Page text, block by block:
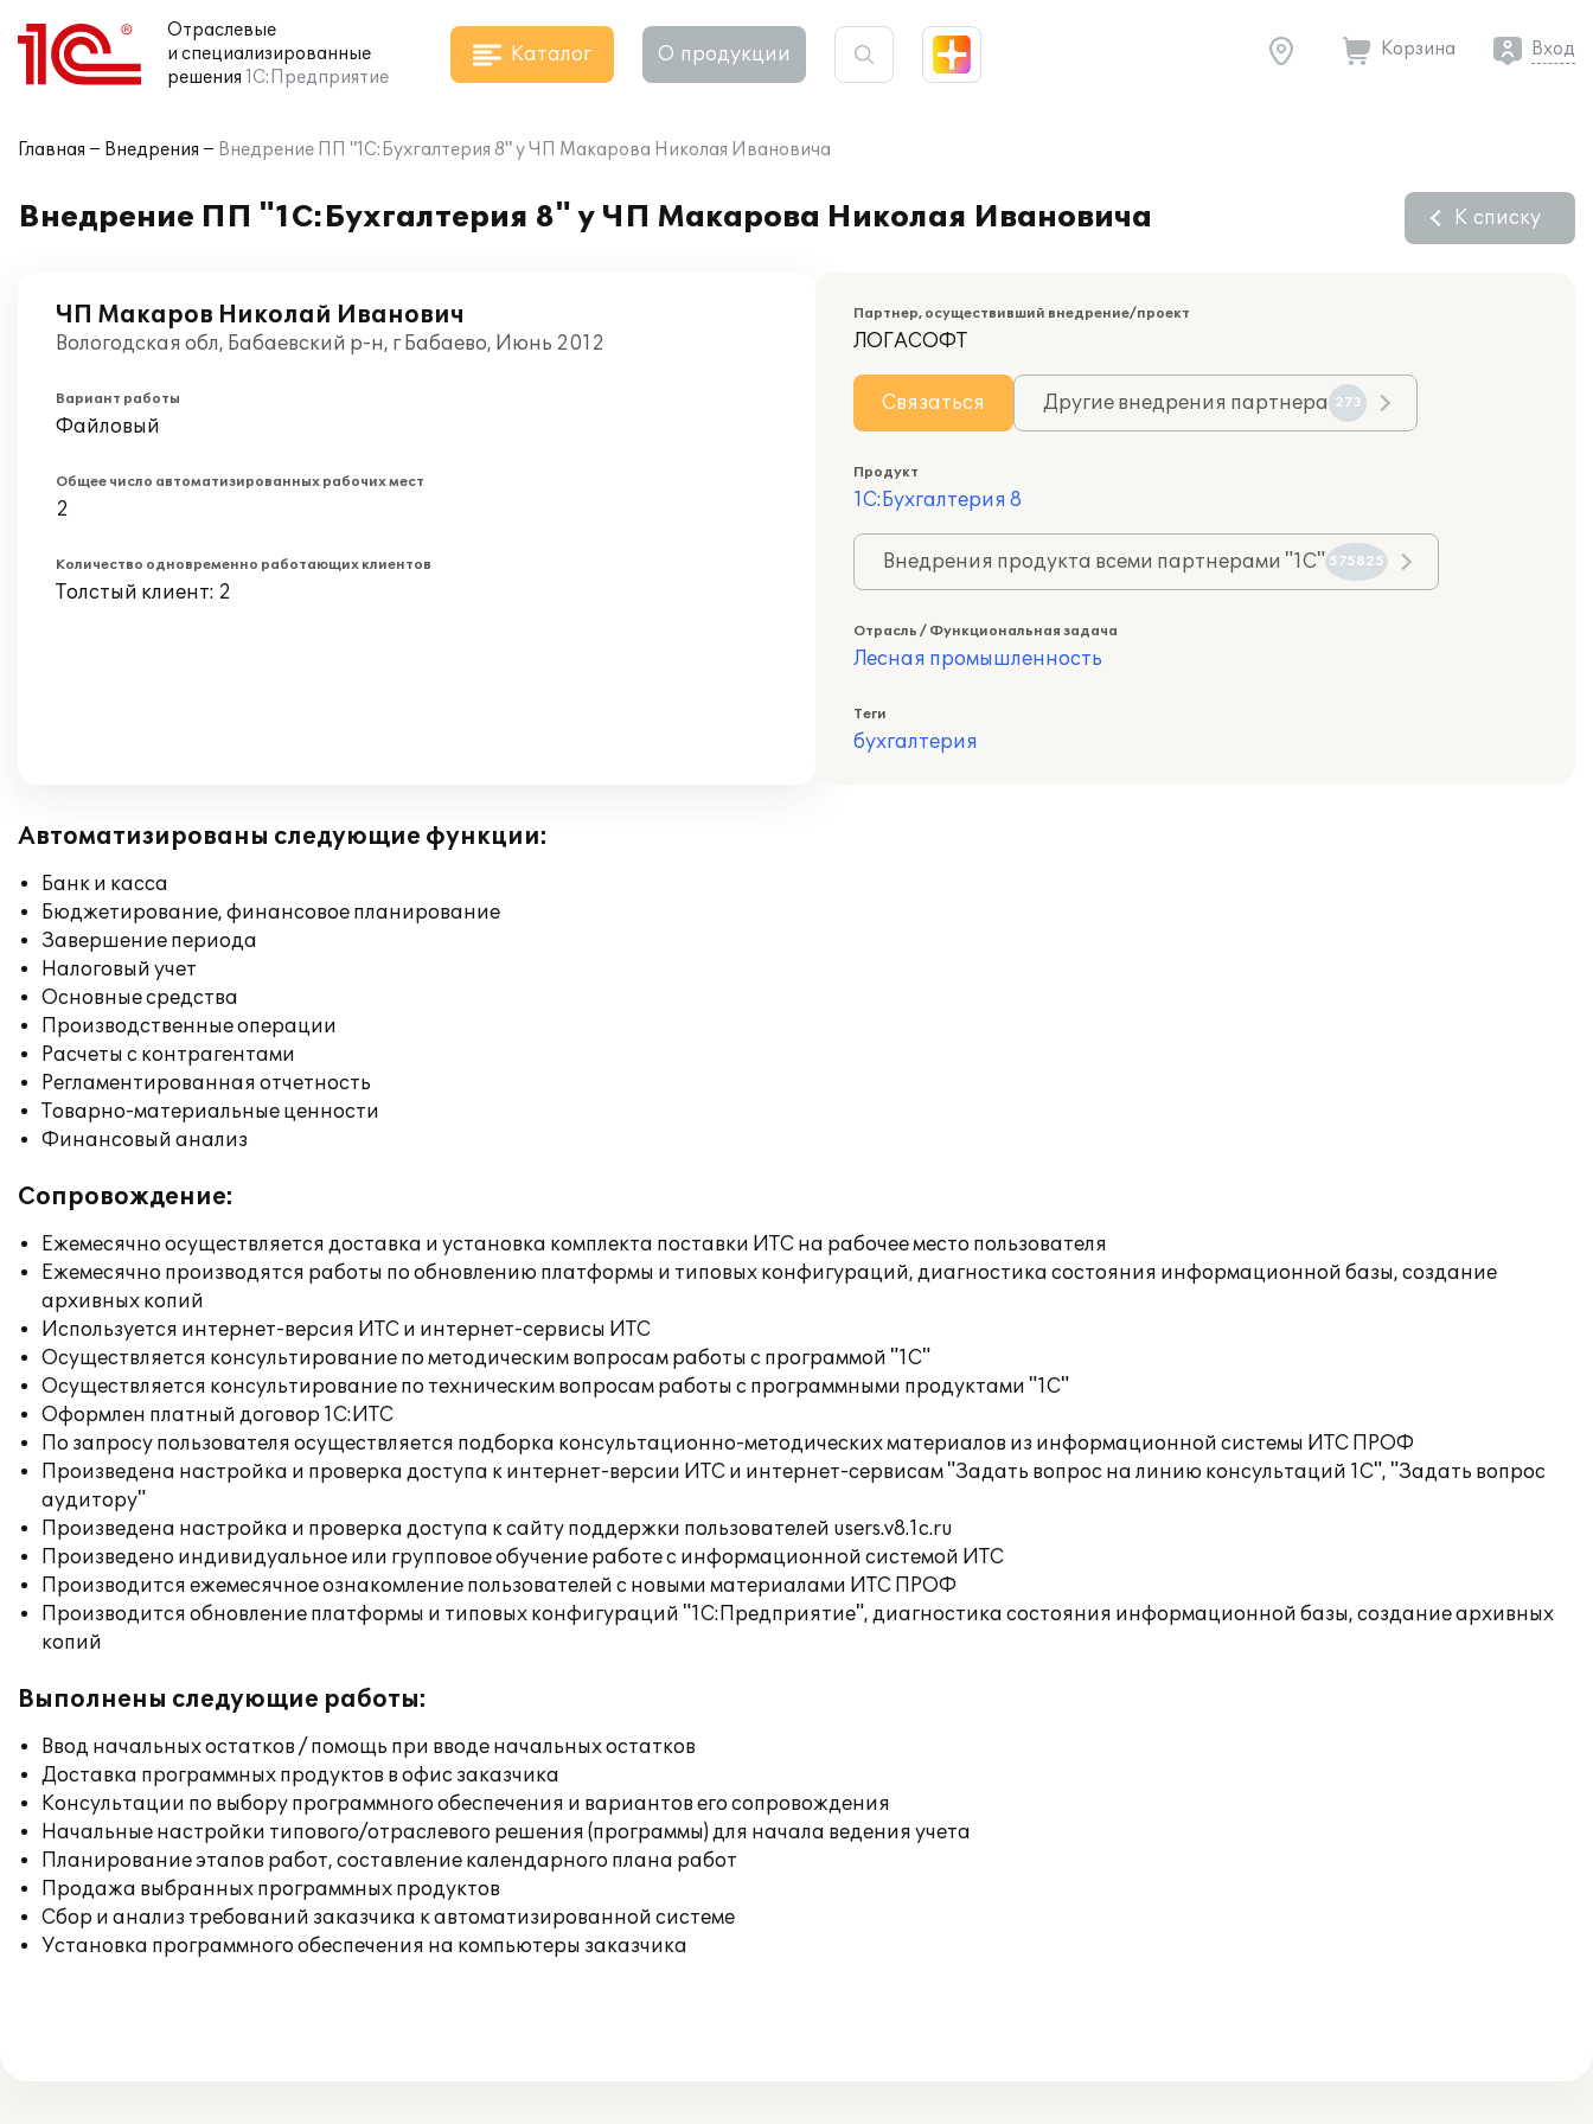
Отраслевые
и специализированные
решения 1С:Предприятие
Каталог О продукции Корзина Вход
Главная Внедрения Внедрение ПП "1С:Бухгалтерия 8" у ЧП Макарова Николая Ивановича
Внедрение ПП "1С:Бухгалтерия 8" у ЧП Макарова Николая Ивановича К списку
ЧП Макаров Николай Иванович
Вологодская обл, Бабаевский р-н, г Бабаево, Июнь 2012
Вариант работы
Файловый
Общее число автоматизированных рабочих мест
2
Количество одновременно работающих клиентов
Толстый клиент: 2
Партнер, осуществивший внедрение/проект
ЛОГАСОФТ
Связаться Другие внедрения партнера 273
Продукт
1С:Бухгалтерия 8
Внедрения продукта всеми партнерами "1С" 575825
Отрасль / Функциональная задача
Лесная промышленность
Теги
бухгалтерия
Автоматизированы следующие функции:
Банк и касса
Бюджетирование, финансовое планирование
Завершение периода
Налоговый учет
Основные средства
Производственные операции
Расчеты с контрагентами
Регламентированная отчетность
Товарно-материальные ценности
Финансовый анализ
Сопровождение:
Ежемесячно осуществляется доставка и установка комплекта поставки ИТС на рабочее место пользователя
Ежемесячно производятся работы по обновлению платформы и типовых конфигураций, диагностика состояния информационной базы, создание
архивных копий
Используется интернет-версия ИТС и интернет-сервисы ИТС
Осуществляется консультирование по методическим вопросам работы с программой "1С"
Осуществляется консультирование по техническим вопросам работы с программными продуктами "1С"
Оформлен платный договор 1С:ИТС
По запросу пользователя осуществляется подборка консультационно-методических материалов из информационной системы ИТС ПРОФ
Произведена настройка и проверка доступа к интернет-версии ИТС и интернет-сервисам "Задать вопрос на линию консультаций 1С", "Задать вопрос
аудитору"
Произведена настройка и проверка доступа к сайту поддержки пользователей users.v8.1c.ru
Произведено индивидуальное или групповое обучение работе с информационной системой ИТС
Производится ежемесячное ознакомление пользователей с новыми материалами ИТС ПРОФ
Производится обновление платформы и типовых конфигураций "1С:Предприятие", диагностика состояния информационной базы, создание архивных
копий
Выполнены следующие работы:
Ввод начальных остатков / помощь при вводе начальных остатков
Доставка программных продуктов в офис заказчика
Консультации по выбору программного обеспечения и вариантов его сопровождения
Начальные настройки типового/отраслевого решения (программы) для начала ведения учета
Планирование этапов работ, составление календарного плана работ
Продажа выбранных программных продуктов
Сбор и анализ требований заказчика к автоматизированной системе
Установка программного обеспечения на компьютеры заказчика